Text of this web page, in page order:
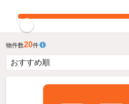
物件数20件